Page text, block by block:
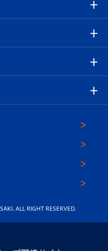
ガイド
ALL RIGHT RESERVED.